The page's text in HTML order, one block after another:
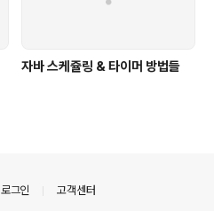
자바 스케쥴링 & 타이머 방법들
로그인 고객센터